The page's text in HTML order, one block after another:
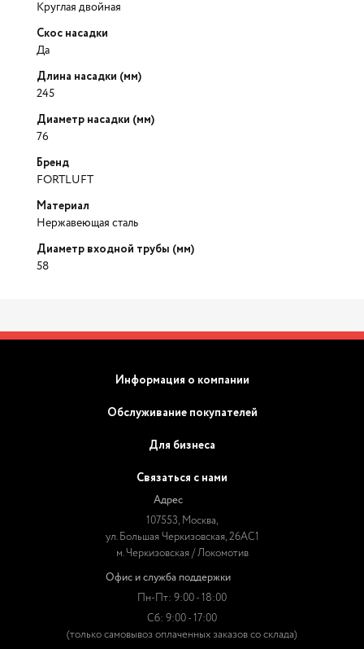
Круглая двойная
Скос насадки
Да
Длина насадки (мм)
245
Диаметр насадки (мм)
76
Бренд
FORTLUFT
Материал
Нержавеющая сталь
Диаметр входной трубы (мм)
58
Информация о компании
Обслуживание покупателей
Для бизнеса
Связаться с нами
Адрес
107553, Москва,
ул. Большая Черкизовская, 26АС1
м. Черкизовская / Локомотив
Офис и служба поддержки
Пн-Пт: 9:00 - 18:00
Сб: 9:00 - 17:00
(только самовывоз оплаченных заказов со склада)